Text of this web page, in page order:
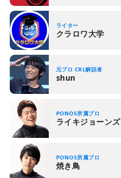
ライター
クラロワ大学
元プロ CRL解説者
shun
PONOS所属プロ
ライキジョーンズ
PONOS所属プロ
焼き鳥